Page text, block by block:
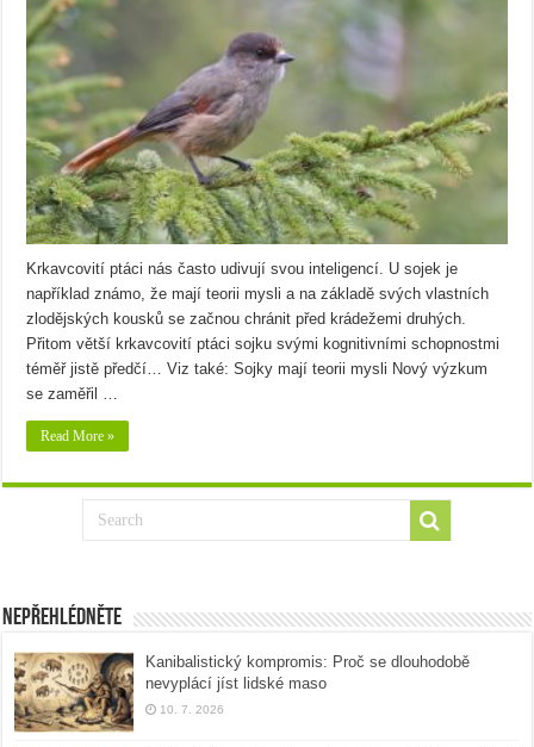
Krkavcovití ptáci nás často udivují svou inteligencí. U sojek je
například známo, že mají teorii mysli a na základě svých vlastních
zlodějských kousků se začnou chránit před krádežemi druhých.
Přitom větší krkavcovití ptáci sojku svými kognitivními schopnostmi
téměř jistě předčí… Viz také: Sojky mají teorii mysli Nový výzkum
se zaměřil …
Read More »
Nepřehlédněte
Kanibalistický kompromis: Proč se dlouhodobě
nevyplácí jíst lidské maso
10. 7. 2026